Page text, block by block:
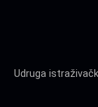
Udruga